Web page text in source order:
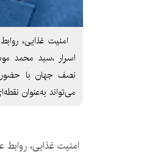
امنیت غذایی،
اسرار ،سید محمد
نصف جهان با حضور
می‌تواند به‌عنوان
امنیت غذایی،